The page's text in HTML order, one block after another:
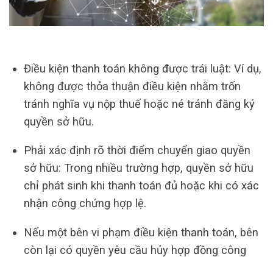
Điều kiện thanh toán không được trái luật: Ví dụ,
không được thỏa thuận điều kiện nhằm trốn
tránh nghĩa vụ nộp thuế hoặc né tránh đăng ký
quyền sở hữu.
Phải xác định rõ thời điểm chuyển giao quyền
sở hữu: Trong nhiều trường hợp, quyền sở hữu
chỉ phát sinh khi thanh toán đủ hoặc khi có xác
nhận công chứng hợp lệ.
Nếu một bên vi phạm điều kiện thanh toán, bên
còn lại có quyền yêu cầu hủy hợp đồng công